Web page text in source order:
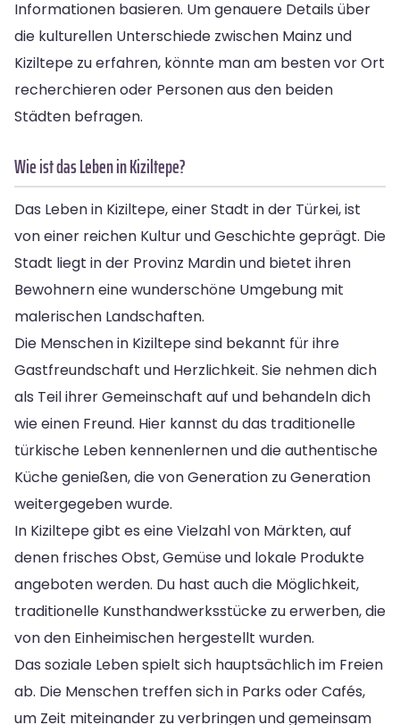
Informationen basieren. Um genauere Details über
die kulturellen Unterschiede zwischen Mainz und
Kiziltepe zu erfahren, könnte man am besten vor Ort
recherchieren oder Personen aus den beiden
Städten befragen.
Wie ist das Leben in Kiziltepe?
Das Leben in Kiziltepe, einer Stadt in der Türkei, ist
von einer reichen Kultur und Geschichte geprägt. Die
Stadt liegt in der Provinz Mardin und bietet ihren
Bewohnern eine wunderschöne Umgebung mit
malerischen Landschaften.
Die Menschen in Kiziltepe sind bekannt für ihre
Gastfreundschaft und Herzlichkeit. Sie nehmen dich
als Teil ihrer Gemeinschaft auf und behandeln dich
wie einen Freund. Hier kannst du das traditionelle
türkische Leben kennenlernen und die authentische
Küche genießen, die von Generation zu Generation
weitergegeben wurde.
In Kiziltepe gibt es eine Vielzahl von Märkten, auf
denen frisches Obst, Gemüse und lokale Produkte
angeboten werden. Du hast auch die Möglichkeit,
traditionelle Kunsthandwerksstücke zu erwerben, die
von den Einheimischen hergestellt wurden.
Das soziale Leben spielt sich hauptsächlich im Freien
ab. Die Menschen treffen sich in Parks oder Cafés,
um Zeit miteinander zu verbringen und gemeinsam